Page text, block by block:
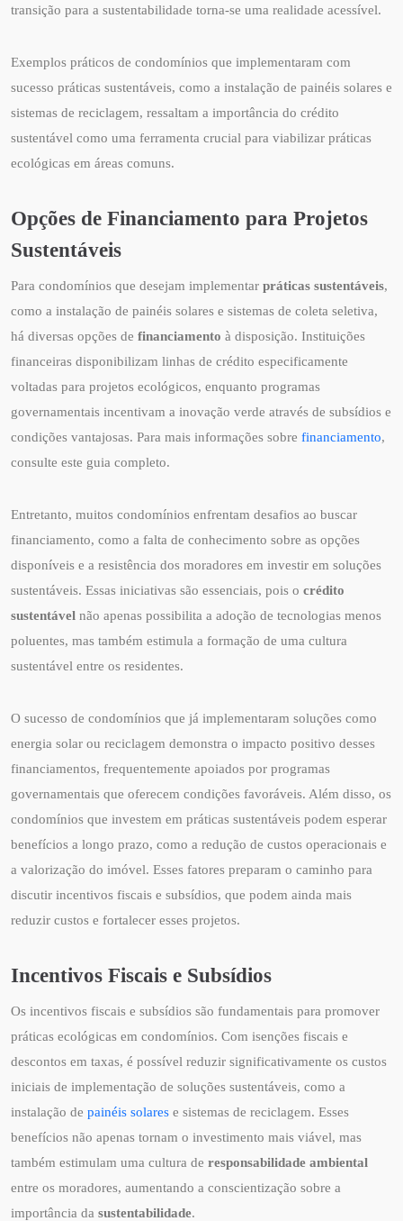
transição para a sustentabilidade torna-se uma realidade acessível.
Exemplos práticos de condomínios que implementaram com
sucesso práticas sustentáveis, como a instalação de painéis solares e
sistemas de reciclagem, ressaltam a importância do crédito
sustentável como uma ferramenta crucial para viabilizar práticas
ecológicas em áreas comuns.
Opções de Financiamento para Projetos
Sustentáveis
Para condomínios que desejam implementar práticas sustentáveis,
como a instalação de painéis solares e sistemas de coleta seletiva,
há diversas opções de financiamento à disposição. Instituições
financeiras disponibilizam linhas de crédito especificamente
voltadas para projetos ecológicos, enquanto programas
governamentais incentivam a inovação verde através de subsídios e
condições vantajosas. Para mais informações sobre financiamento,
consulte este guia completo.
Entretanto, muitos condomínios enfrentam desafios ao buscar
financiamento, como a falta de conhecimento sobre as opções
disponíveis e a resistência dos moradores em investir em soluções
sustentáveis. Essas iniciativas são essenciais, pois o crédito
sustentável não apenas possibilita a adoção de tecnologias menos
poluentes, mas também estimula a formação de uma cultura
sustentável entre os residentes.
O sucesso de condomínios que já implementaram soluções como
energia solar ou reciclagem demonstra o impacto positivo desses
financiamentos, frequentemente apoiados por programas
governamentais que oferecem condições favoráveis. Além disso, os
condomínios que investem em práticas sustentáveis podem esperar
benefícios a longo prazo, como a redução de custos operacionais e
a valorização do imóvel. Esses fatores preparam o caminho para
discutir incentivos fiscais e subsídios, que podem ainda mais
reduzir custos e fortalecer esses projetos.
Incentivos Fiscais e Subsídios
Os incentivos fiscais e subsídios são fundamentais para promover
práticas ecológicas em condomínios. Com isenções fiscais e
descontos em taxas, é possível reduzir significativamente os custos
iniciais de implementação de soluções sustentáveis, como a
instalação de painéis solares e sistemas de reciclagem. Esses
benefícios não apenas tornam o investimento mais viável, mas
também estimulam uma cultura de responsabilidade ambiental
entre os moradores, aumentando a conscientização sobre a
importância da sustentabilidade.